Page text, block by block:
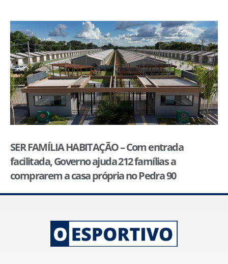
SER FAMÍLIA HABITAÇÃO – Com entrada
facilitada, Governo ajuda 212 famílias a
comprarem a casa própria no Pedra 90